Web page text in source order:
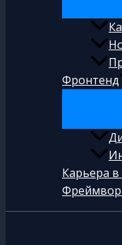
Фронтенд
Карьера в